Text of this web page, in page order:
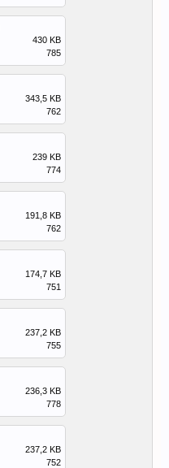
430 KB
785
343,5 KB
762
239 KB
774
191,8 KB
762
174,7 KB
751
237,2 KB
755
236,3 KB
778
237,2 KB
752